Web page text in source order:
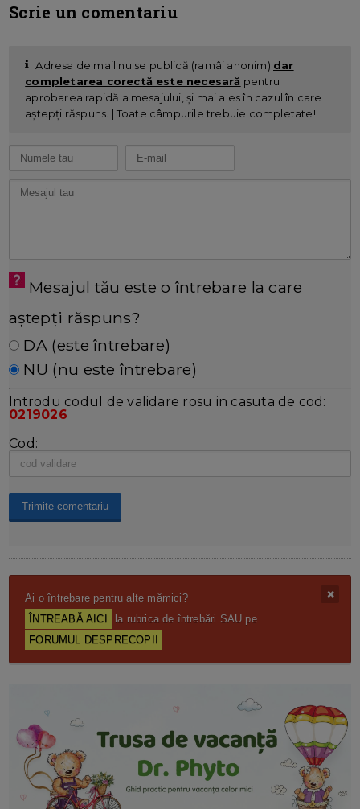
Scrie un comentariu
Adresa de mail nu se publică (ramâi anonim) dar
completarea corectă este necesară pentru
aprobarea rapidă a mesajului, și mai ales în cazul în care
aștepți răspuns. | Toate câmpurile trebuie completate!
Mesajul tău este o întrebare la care
aștepți răspuns?
DA (este întrebare)
NU (nu este întrebare)
Introdu codul de validare rosu in casuta de cod:
0219026
Cod:
Ai o întrebare pentru alte mămici?
ÎNTREABĂ AICI
la rubrica de întrebări SAU pe
FORUMUL DESPRECOPII